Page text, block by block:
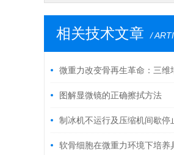
相关技术文章 /
微重力改变骨再生革命：三维
重构成骨细胞的“力学家园“
图解显微镜的正确擦拭方法
制冰机不运行及压缩机间歇停
决方法
软骨细胞在微重力环境下培养